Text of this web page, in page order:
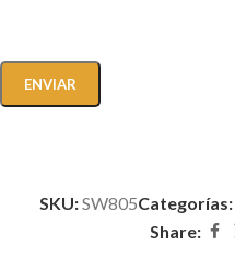
SKU:SW805Categorías:
Share: